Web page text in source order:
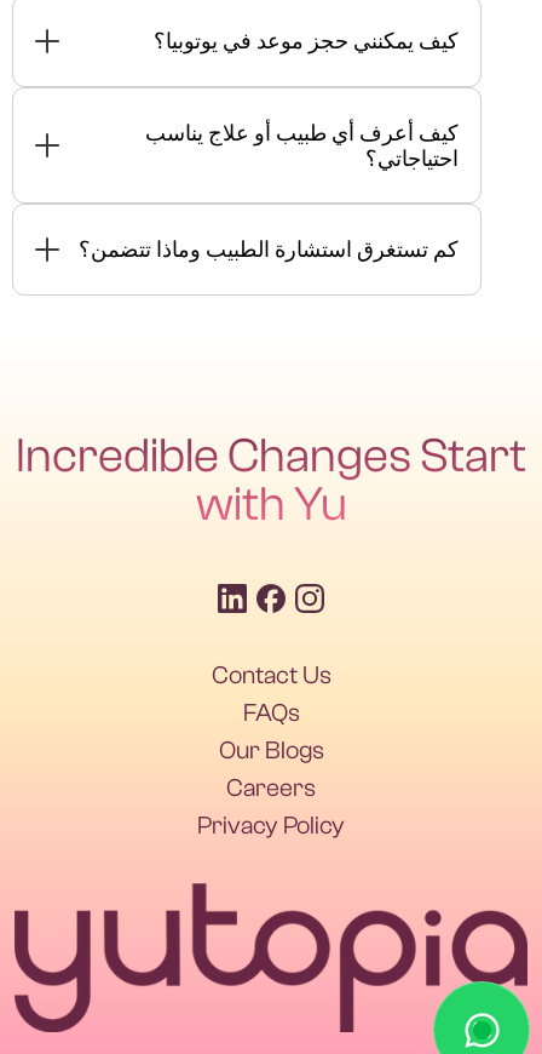
كيف يمكنني حجز موعد في يوتوبيا؟
0561880377 أو اتصل على 045462019.
كيف أعرف أي طبيب أو علاج يناسب
احتياجاتي؟
المعلومات.
كم تستغرق استشارة الطبيب وماذا تتضمن؟
Incredible Changes Start
with Yu
Contact Us
FAQs
Our Blogs
Careers
Privacy Policy